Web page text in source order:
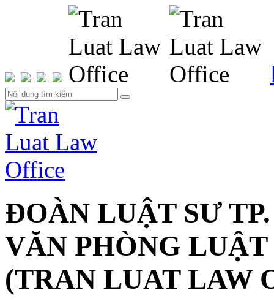
ĐOÀN LUẬT SƯ
VĂN PHÒNG
(TRAN LUAT LAW